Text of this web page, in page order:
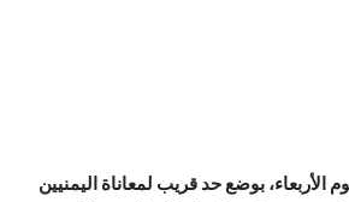
الأربعاء، بوضع حد قريب لمعاناة اليمنيين